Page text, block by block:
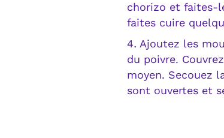
chorizo et faites-
faites cuire
Ajoutez les
du poivre.
moyen. Secouez
sont ouvertes et